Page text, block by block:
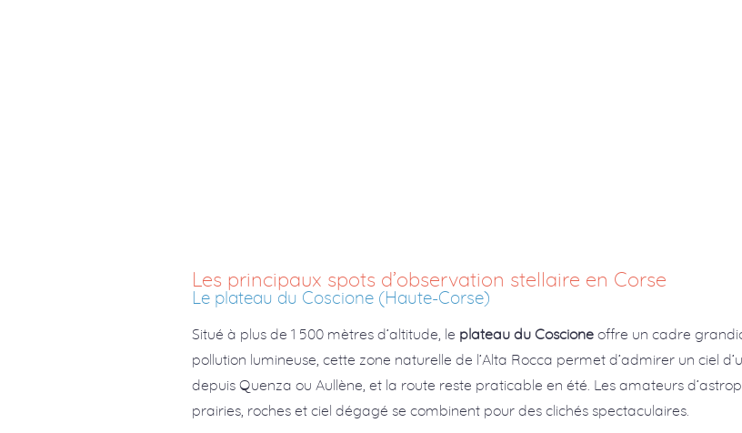
Les principaux spots d’observation stellaire en Corse
Le plateau du Coscione (Haute-Corse)
Situé à plus de 1 500 mètres d’altitude, le plateau du Coscione offre un cadre
pollution lumineuse, cette zone naturelle de l’Alta Rocca permet d’admirer un ciel
depuis Quenza ou Aullène, et la route reste praticable en été. Les amateurs
prairies, roches et ciel dégagé se combinent pour des clichés spectaculaires.